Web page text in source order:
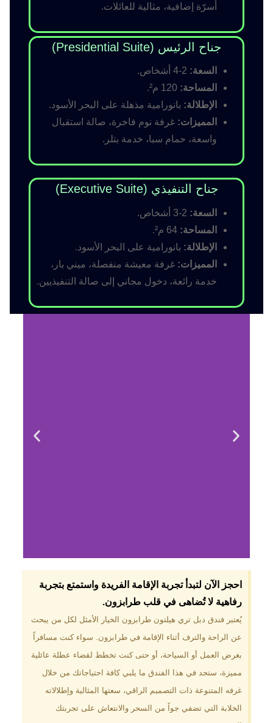
أسرّة إضافية، مثالية للعائلات.
جناح الرئيس (Presidential Suite)
السعة:
المساحة:
الإطلالة: بانورامية مذهلة على البحر الأسود.
المميزات: غرفة نوم فاخرة، صالة استقبال
واسعة، حمام سبا، خدمة بتلر.
جناح التنفيذي (Executive Suite)
السعة:
المساحة:
الإطلالة: بانورامية على البحر الأسود.
المميزات: غرفة معيشة منفصلة، ميني بار،
خدمة رائعة، دخول مجاني إلى صالة التنفيذيين.
لماذا تختار فندق دبل
تري هيلتون
طرابزون؟
موقع مميز في قلب طرابزون بالقرب
من أهم المعالم السياحية. إطلالات
الخضراء. مرافق متكاملة تشمل
مسبحًا داخليًا، سبا، صالة ألعاب
رياضية، ومطاعم عالمية.
احجز الآن لتبدأ تجربة الإقامة الفريدة واستمتع بتجربة
رفاهية لا تُضاهى في قلب طرابزون.​
يُعتبر فندق دبل تري هيلتون طرابزون الخيار الأمثل لكل من يبحث
عن الراحة والترف أثناء الإقامة في طرابزون. سواء كنت مسافراً
بغرض العمل أو السياحة، أو حتى كنت تخطط لقضاء عطلة عائلية
مميزة، ستجد في هذا الفندق ما يلبي كافة احتياجاتك من خلال
غرفه المتنوعة ذات التصميم الراقي، سعتها المثالية وإطلالاته
الخلابة التي تضفي جواً من السحر والانتعاش على تجربتك